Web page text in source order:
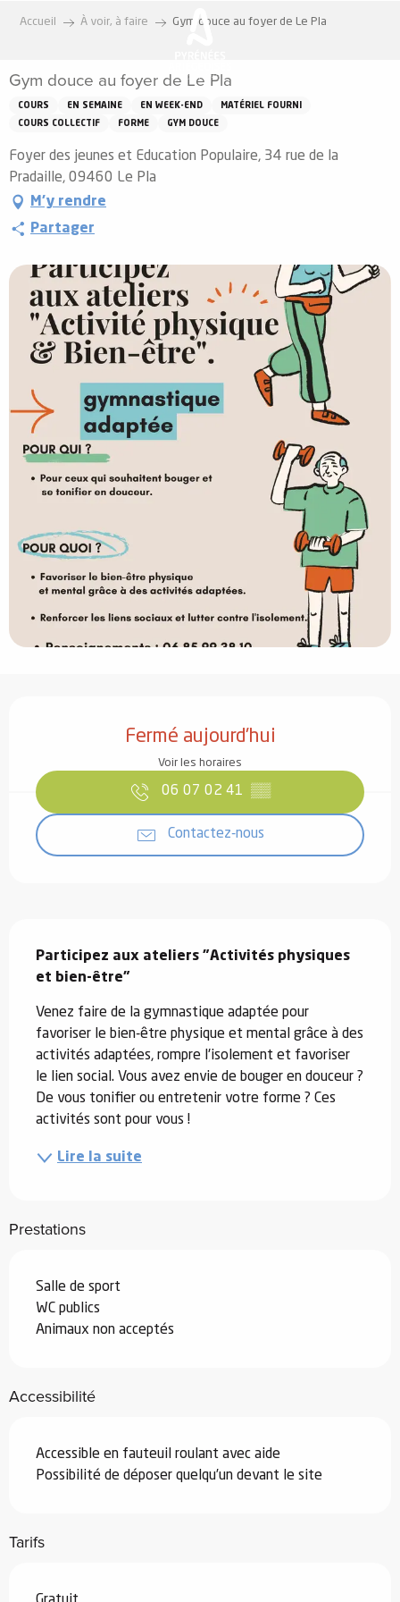
principal
Accueil À voir, à faire Gym douce au foyer de Le Pla
Gym douce au foyer de Le Pla
COURS EN SEMAINE EN WEEK-END
MATÉRIEL FOURNI
COURS COLLECTIF
FORME GYM DOUCE
Foyer des jeunes et Education Populaire, 34 rue de la
Pradaille, 09460 Le Pla
M'y rendre
Partager
Fermé aujourd'hui
Voir les horaires
06 07 02 41 ▒▒
Contactez-nous
Participez aux ateliers "Activités physiques
et bien-être"
Venez faire de la gymnastique adaptée pour
favoriser le bien-être physique et mental grâce à des
activités adaptées, rompre l'isolement et favoriser
le lien social. Vous avez envie de bouger en douceur ?
De vous tonifier ou entretenir votre forme ? Ces
activités sont pour vous !
Lire la suite
Prestations
Salle de sport
WC publics
Animaux non acceptés
Accessibilité
Accessible en fauteuil roulant avec aide
Possibilité de déposer quelqu’un devant le site
Tarifs